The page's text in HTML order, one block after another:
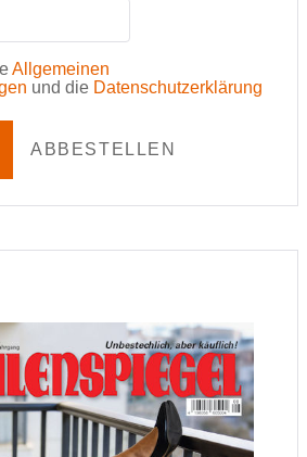
Allgemeinen
und die Datenschutzerklärung
ABBESTELLEN